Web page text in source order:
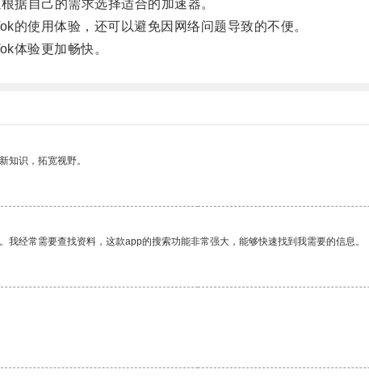
自己的需求选择适合的加速器。
使用体验，还可以避免因网络问题导致的不便。
验更加畅快。
知识，拓宽视野。
经常需要查找资料，这款app的搜索功能非常强大，能够快速找到我需要的信息。